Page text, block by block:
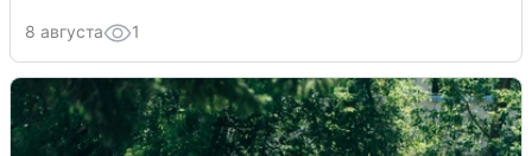
8 августа 1